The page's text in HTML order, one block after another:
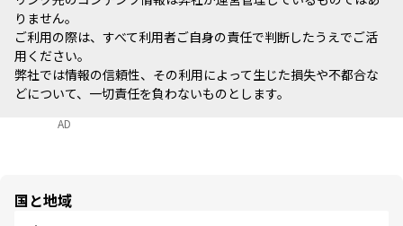
りません。
ご利用の際は、すべて利用者ご自身の責任で判断したうえでご活
用ください。
弊社では情報の信頼性、その利用によって生じた損失や不都合な
どについて、一切責任を負わないものとします。
AD
国と地域